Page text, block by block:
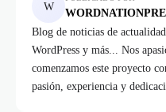
Blog de noticias de
WordPress y más... Nos
comenzamos este proyecto
pasión, experiencia y